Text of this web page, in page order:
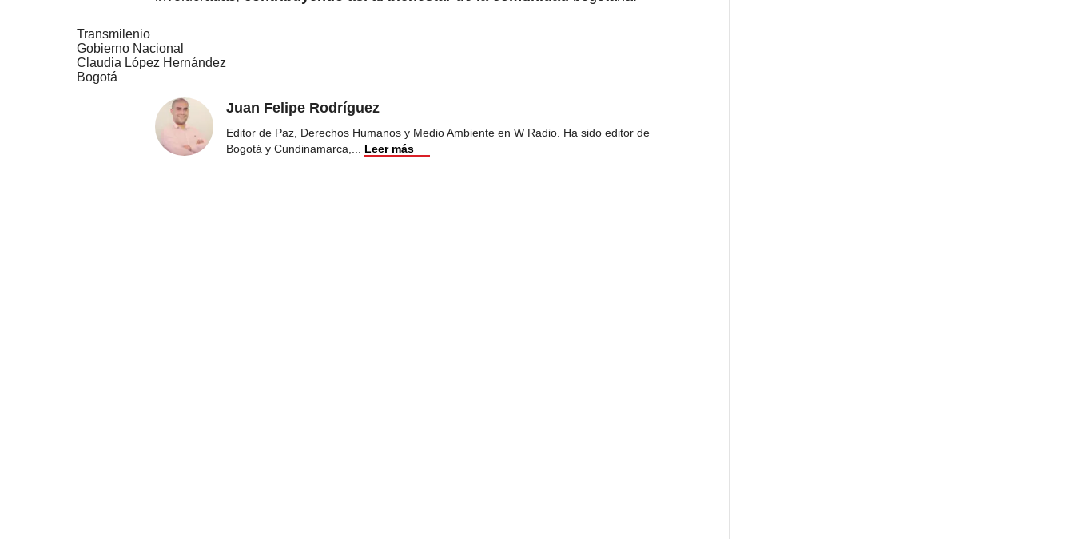
Transmilenio
Gobierno Nacional
Claudia López Hernández
Bogotá
Juan Felipe Rodríguez
Editor de Paz, Derechos Humanos y Medio Ambiente en W Radio. Ha sido editor de
Bogotá y Cundinamarca,... Leer más